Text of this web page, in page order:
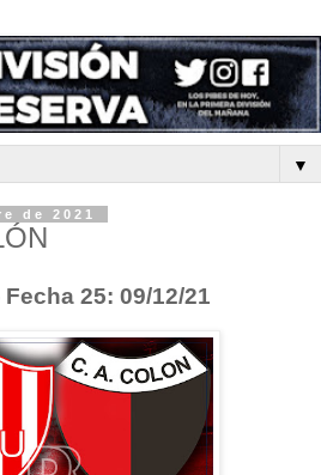
▼
de 2021
25: 09/12/21